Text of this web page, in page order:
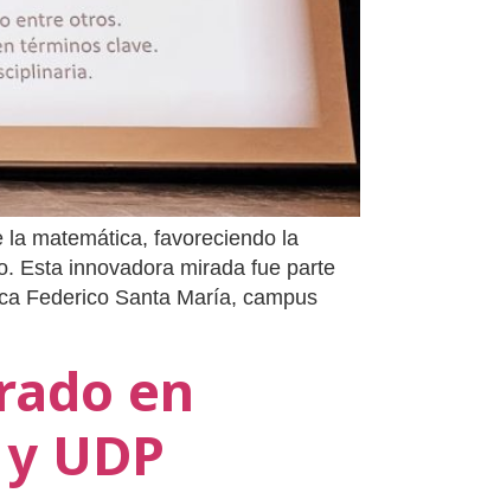
matemática, favoreciendo la
Esta innovadora mirada fue parte
Federico Santa María, campus
en
UDP